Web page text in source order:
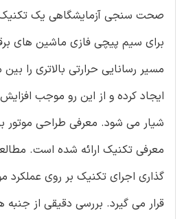
صحت سنجی آزمایشگاهی یک تکنیک
برای سیم پیچی فازی ماشین های
مسیر رسانایی حرارتی بالاتری را
ایجاد کرده و از این رو موجب
شیار می شود. معرفی طراحی موتور
معرفی تکنیک ارائه شده است.
گذاری اجرای تکنیک بر روی عملکرد
قرار می گیرد. بررسی دقیقی از جنبه